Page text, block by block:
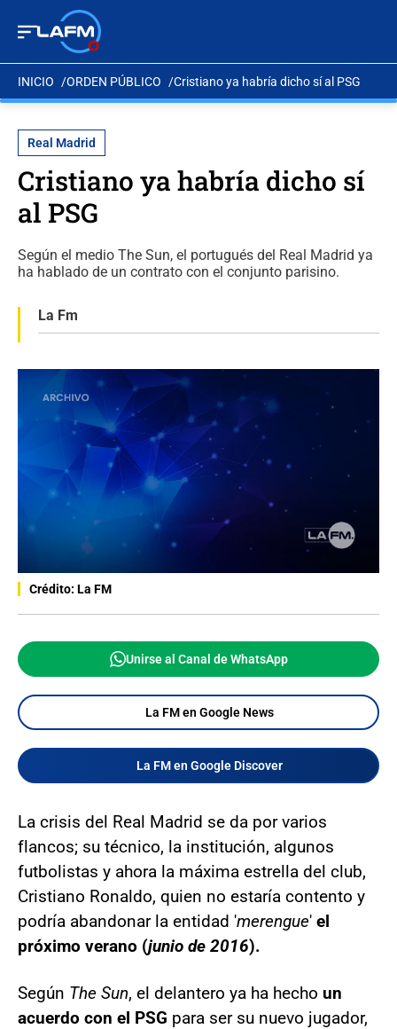
INICIO ORDEN PÚBLICO Cristiano ya habría dicho sí al PSG
Real Madrid
Cristiano ya habría dicho sí
al PSG
Según el medio The Sun, el portugués del Real Madrid ya
ha hablado de un contrato con el conjunto parisino.
La Fm
Crédito: La FM
Unirse al Canal de WhatsApp
La FM en Google News
La FM en Google Discover
La crisis del Real Madrid se da por varios
flancos; su técnico, la institución, algunos
futbolistas y ahora la máxima estrella del club,
Cristiano Ronaldo, quien no estaría contento y
podría abandonar la entidad 'merengue' el
próximo verano (junio de 2016).
Según The Sun, el delantero ya ha hecho un
acuerdo con el PSG para ser su nuevo jugador,